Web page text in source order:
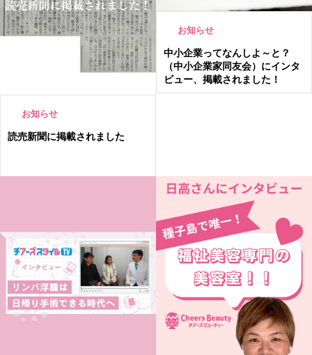
お知らせ
読売新聞に掲載されました
お知らせ
中小企業ってなんしよ～と？
（中小企業家同友会）にインタ
ビュー、掲載されました！